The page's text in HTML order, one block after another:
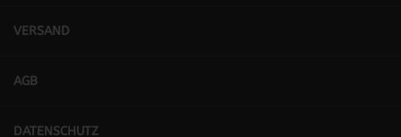
VERSAND
AGB
DATENSCHUTZ